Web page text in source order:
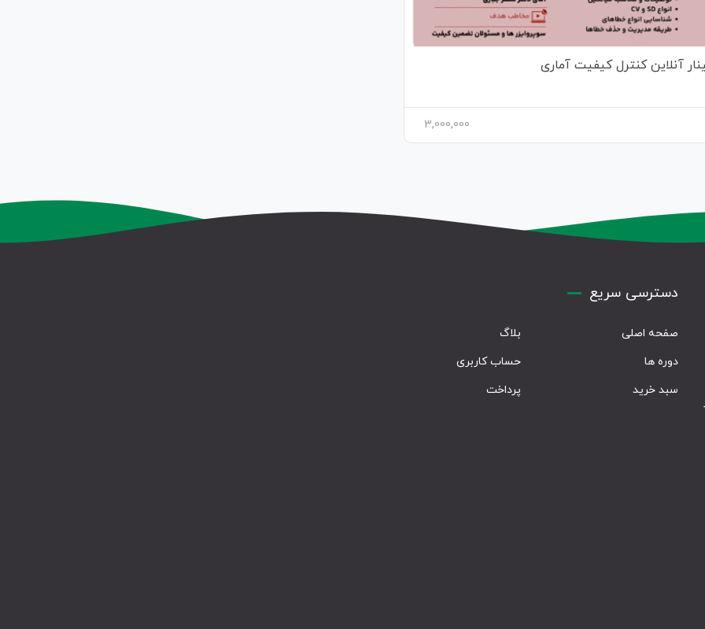
آنلاین کنترل کیفیت آماری
3,000,000
دسترسی سریع
صفحه اصلی
بلاگ
دوره ها
حساب کاربری
سبد خرید
پرداخت